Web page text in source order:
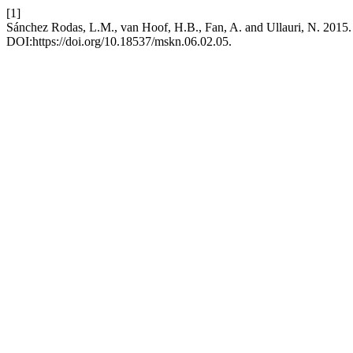
[1]
Sánchez Rodas, L.M., van Hoof, H.B., Fan, A. and Ullauri, N.
DOI:https://doi.org/10.18537/mskn.06.02.05.